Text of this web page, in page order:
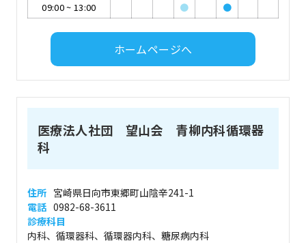
09:00~ 13:00 ● ●
ホームページへ
医療法人社団 望山会 青柳内科循環器
科
住所 宮崎県日向市東郷町山陰辛241-1
電話 0982-68-3611
診療科目
内科、循環器科、循環器内科、糖尿病内科